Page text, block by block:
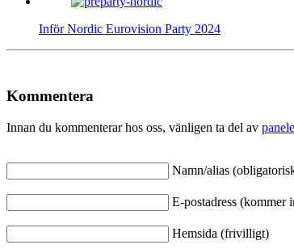
Inför Nordic Eurovision Party 2024
Kommentera
Innan du kommenterar hos oss, vänligen ta del av
Namn/alias
E-postadress (kommer
Hemsida (frivilligt)